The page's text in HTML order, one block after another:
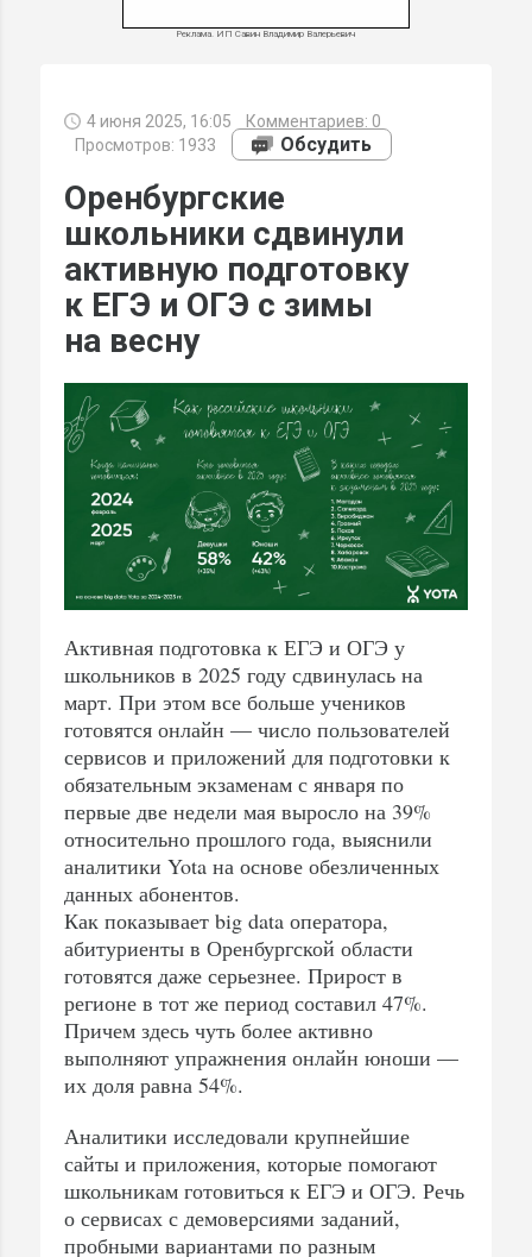
Реклама. ИП Савин Владимир Валерьевич
4 июня 2025, 16:05 Комментариев: 0
Просмотров: 1933
Обсудить
Оренбургские
школьники сдвинули
активную подготовку
к ЕГЭ и ОГЭ с зимы
на весну
Активная подготовка к ЕГЭ и ОГЭ у
школьников в 2025 году сдвинулась на
март. При этом все больше учеников
готовятся онлайн — число пользователей
сервисов и приложений для подготовки к
обязательным экзаменам с января по
первые две недели мая выросло на 39%
относительно прошлого года, выяснили
аналитики Yota на основе обезличенных
данных абонентов.
Как показывает big data оператора,
абитуриенты в Оренбургской области
готовятся даже серьезнее. Прирост в
регионе в тот же период составил 47%.
Причем здесь чуть более активно
выполняют упражнения онлайн юноши —
их доля равна 54%.
Аналитики исследовали крупнейшие
сайты и приложения, которые помогают
школьникам готовиться к ЕГЭ и ОГЭ. Речь
о сервисах с демоверсиями заданий,
пробными вариантами по разным